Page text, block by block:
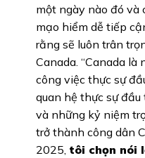
một ngày nào đó
mạo hiểm dễ tiếp
rằng sẽ luôn trân
Canada. “Canada là
công việc thực sự
quan hệ thực sự
và những kỷ niệm
trở thành công dân
2025, tôi chọn nói